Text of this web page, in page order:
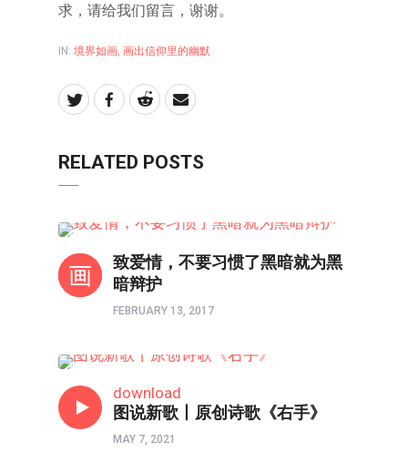
求，请给我们留言，谢谢。
IN: 境界如画, 画出信仰里的幽默
RELATED POSTS
致爱情，不要习惯了黑暗就为黑
暗辩护
FEBRUARY 13, 2017
download
图说新歌丨原创诗歌《右手》
MAY 7, 2021